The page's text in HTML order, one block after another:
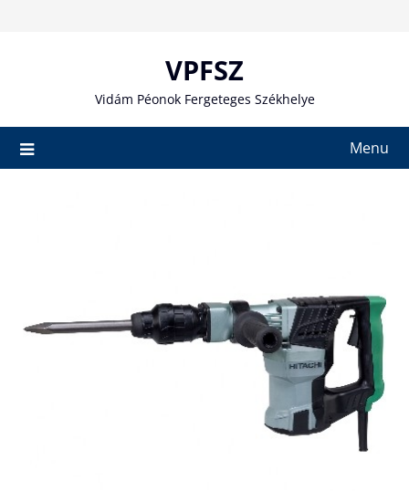
VPFSZ
Vidám Péonok Fergeteges Székhelye
Menu